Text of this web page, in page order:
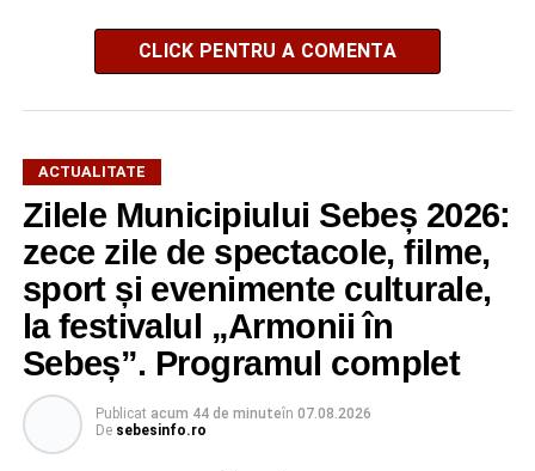
CLICK PENTRU A COMENTA
ACTUALITATE
Zilele Municipiului Sebeș 2026:
zece zile de spectacole, filme,
sport și evenimente culturale,
la festivalul „Armonii în
Sebeș”. Programul complet
Publicat acum 44 de minuteîn 07.08.2026
De sebesinfo.ro